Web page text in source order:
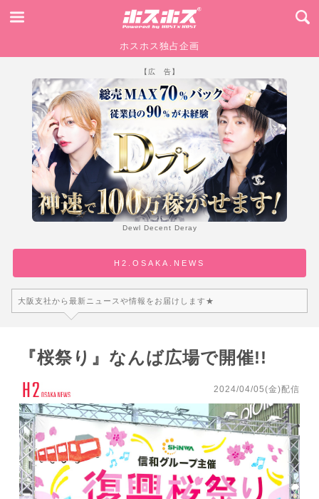
ホスホス独占企画
【広 告】
Dewl Decent Deray
H2.OSAKA.NEWS
大阪支社から最新ニュースや情報をお届けします★
『桜祭り』なんば広場で開催!!
2024/04/05(金)配信